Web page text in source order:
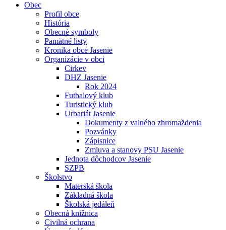
Obec
Profil obce
História
Obecné symboly
Pamätné listy
Kronika obce Jasenie
Organizácie v obci
Cirkev
DHZ Jasenie
Rok 2024
Futbalový klub
Turistický klub
Urbariát Jasenie
Dokumenty z valného zhromaždenia
Pozvánky
Zápisnice
Zmluva a stanovy PSU Jasenie
Jednota dôchodcov Jasenie
SZPB
Školstvo
Materská škola
Základná škola
Školská jedáleň
Obecná knižnica
Civilná ochrana